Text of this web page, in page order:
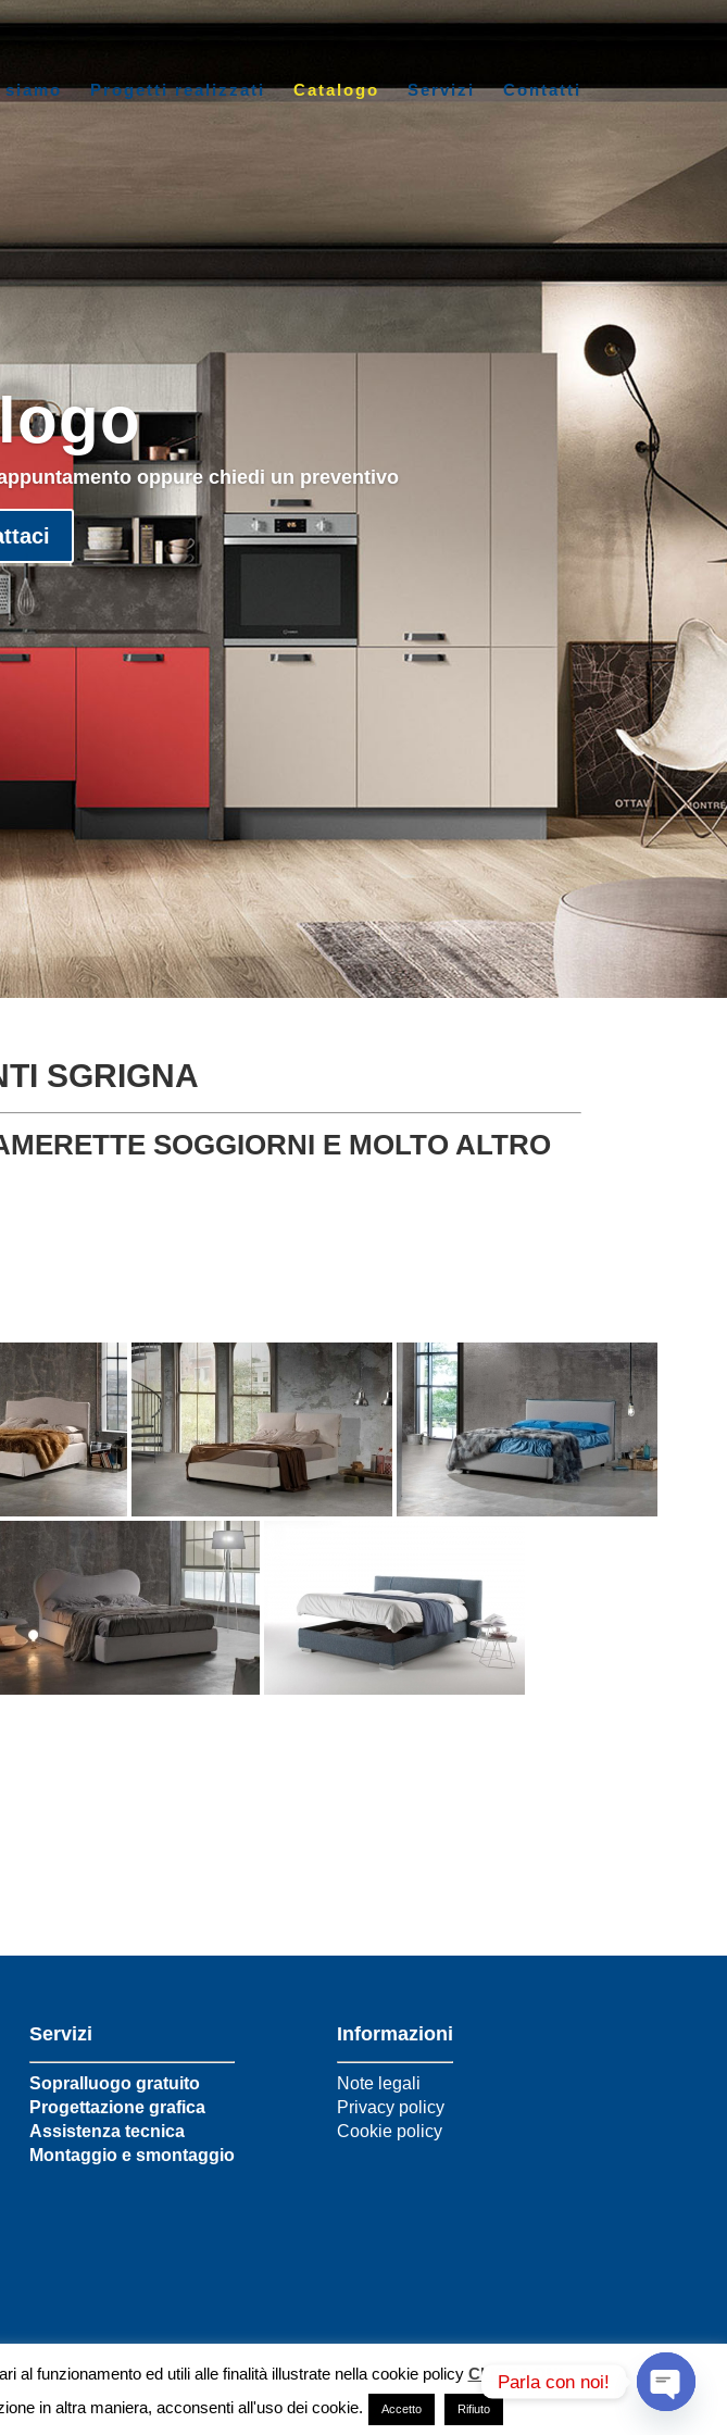
siamo Progetti realizzati Catalogo Servizi Contatti
oppure chiedi un preventivo
SGRIGNA
SOGGIORNI E MOLTO ALTRO
Servizi
Sopralluogo gratuito
Progettazione grafica
Assistenza tecnica
Montaggio e smontaggio
Informazioni
Note legali
Privacy policy
Cookie policy
al funzionamento ed utili alle finalità illustrate nella cookie policy CLICCA QUI
in altra maniera, acconsenti all'uso dei cookie.
Accetto Rifiuto
Parla con noi!